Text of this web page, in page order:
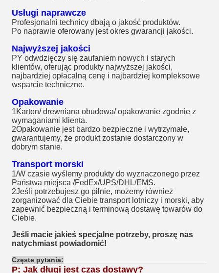
Usługi naprawcze
Profesjonalni technicy dbają o jakość produktów.
Po naprawie oferowany jest okres gwarancji jakości.
Najwyższej jakości
PY odwdzięczy się zaufaniem nowych i starych
klientów, oferując produkty najwyższej jakości,
najbardziej opłacalną cenę i najbardziej kompleksowe
wsparcie techniczne.
Opakowanie
1Karton/ drewniana obudowa/ opakowanie zgodnie z
wymaganiami klienta.
2Opakowanie jest bardzo bezpieczne i wytrzymałe,
gwarantujemy, że produkt zostanie dostarczony w
dobrym stanie.
Transport morski
1/W czasie wyślemy produkty do wyznaczonego przez
Państwa miejsca /FedEx/UPS/DHL/EMS.
2Jeśli potrzebujesz go pilnie, możemy również
zorganizować dla Ciebie transport lotniczy i morski, aby
zapewnić bezpieczną i terminową dostawę towarów do
Ciebie.
Jeśli macie jakieś specjalne potrzeby, proszę nas
natychmiast powiadomić!
Częste pytania:
P: Jak długi jest czas dostawy?